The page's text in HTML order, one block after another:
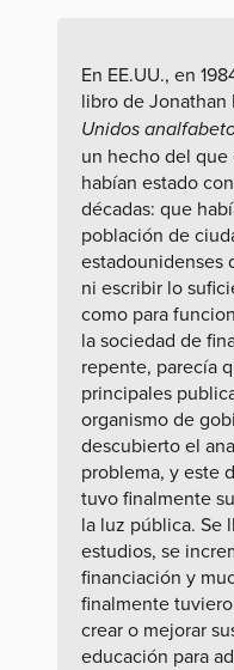
En EE.UU., en
libro de Jonathan
Unidos
un hecho del
habían estado
décadas: que
población de
estadounidenses
ni escribir lo
como para
la sociedad de
repente, parecía
principales
organismo de
descubierto el
problema, y este
tuvo finalmente
la luz pública. Se
estudios, se
financiación y
finalmente
crear o mejorar
educación para